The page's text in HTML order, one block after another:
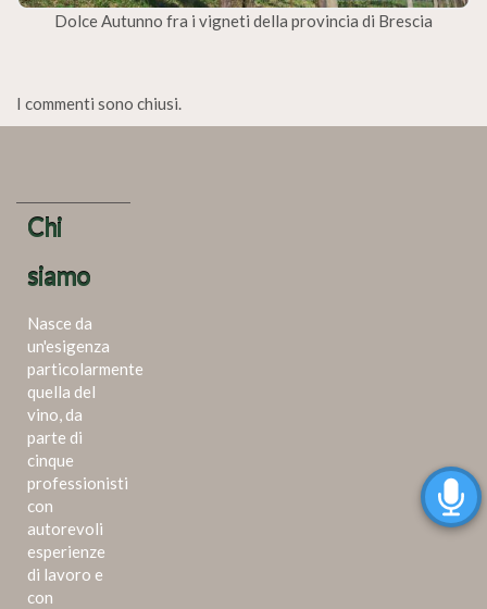
Dolce Autunno fra i vigneti della provincia di Brescia
I commenti sono chiusi.
Chi
siamo
Nasce da
un'esigenza
particolarmente
quella del
vino, da
parte di
cinque
professionisti
con
autorevoli
esperienze
di lavoro e
con